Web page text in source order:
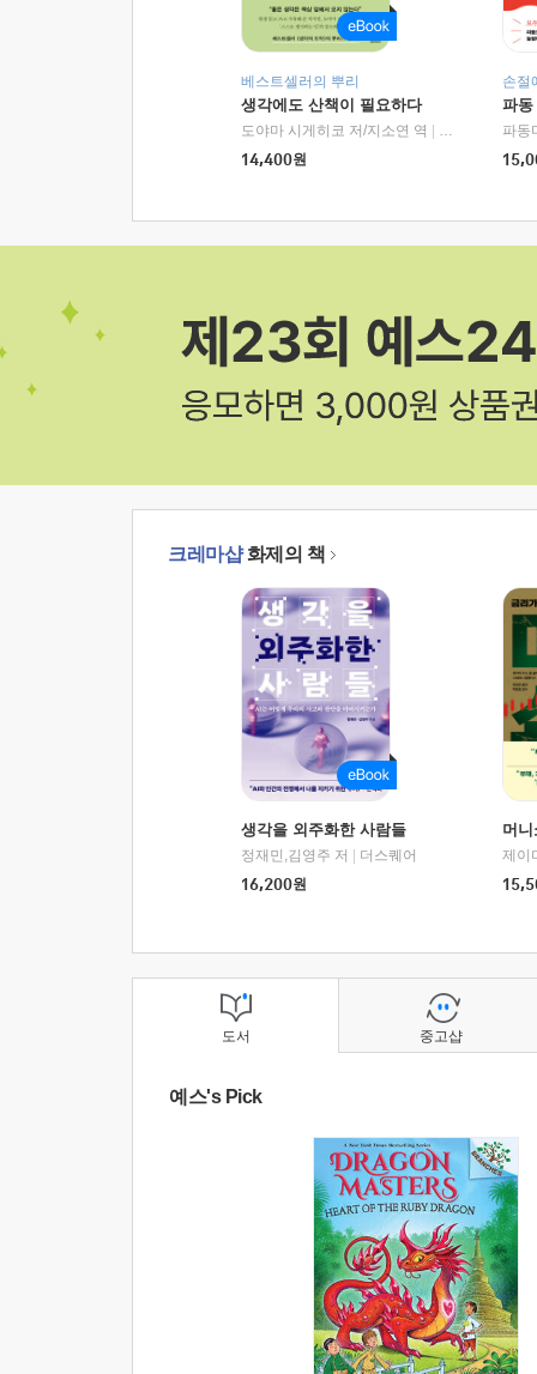
베스트셀러의 뿌리
생각에도 산책이 필요하다
도야마 시게히코 저/지소연 역
알에이치코리
14,400원
손절
파동
파동
크레마샵화제의 책
생각을 외주화한 사람들
정재민,김영주 저
더스퀘어
16,200원
머
도서
예스's Pick
중고샵